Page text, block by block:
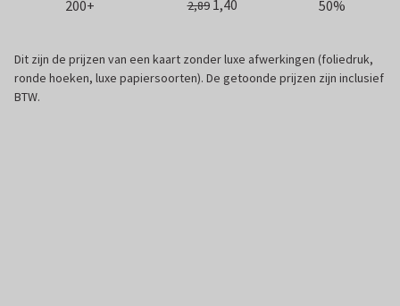
200+
2,89 1,40 50%
Dit zijn de prijzen van een kaart zonder luxe afwerkingen (foliedruk,
ronde hoeken, luxe papiersoorten). De getoonde prijzen zijn inclusief
BTW.